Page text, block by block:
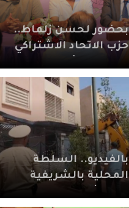
بحضور لحسن زلماط..
حزب الاتحاد الاشتراكي
مقراً بمقاطعة سيدي
يوسف بن علي مراكش
بالفيديو.. السلطة
المحلية بالشريفية